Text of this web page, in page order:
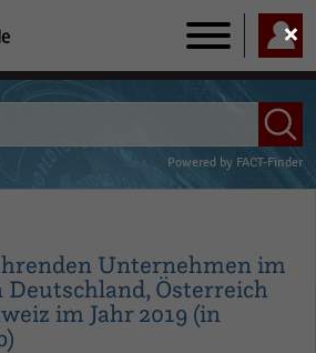
Main
navigation
Powered by FACT-Finder
Unternehmen im
Deutschland, Österreich
im Jahr 2019 (in